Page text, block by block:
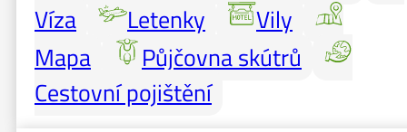
Víza
Letenky
Vily
Mapa
Půjčovna skútrů
Cestovní pojištění